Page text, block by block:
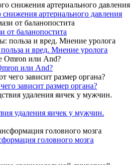
артериального давления
от баланопостита
и вред. Мнение уролога
или And?
зависит размер органа?
удаления яичек у мужчин.
головного мозга